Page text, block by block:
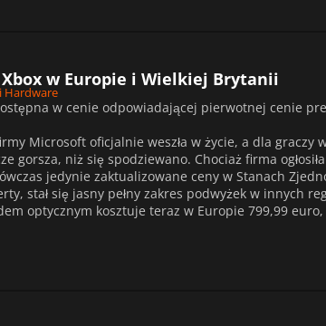
w Europie i Wielkiej Brytanii
Hardware
w cenie odpowiadającej pierwotnej cenie
Microsoft oficjalnie weszła w życie, a dla graczy
gorsza, niż się spodziewano. Chociaż firma
jedynie zaktualizowane ceny w Stanach
stał się jasny pełny zakres podwyżek w innych
optycznym kosztuje teraz w Europie 799,99